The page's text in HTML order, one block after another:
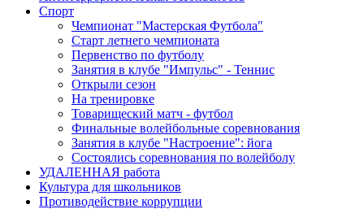
Спорт
Чемпионат "Мастерская Футбола"
Старт летнего чемпионата
Первенство по футболу
Занятия в клубе "Импульс" - Теннис
Открыли сезон
На тренировке
Товарищеский матч - футбол
Финальные волейбольные соревнования
Занятия в клубе "Настроение": йога
Состоялись соревнования по волейболу
УДАЛЕННАЯ работа
Культура для школьников
Противодействие коррупции